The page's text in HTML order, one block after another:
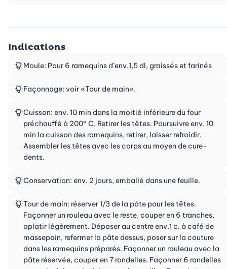
Indications
Moule: Pour 6 ramequins d’env.1,5 dl, graissés et farinés
Façonnage: voir «Tour de main».
Cuisson: env. 10 min dans la moitié inférieure du four
préchauffé à 200° C. Retirer les têtes. Poursuivre env. 10
min la cuisson des ramequins, retirer, laisser refroidir.
Assembler les têtes avec les corps au moyen de cure-
dents.
Conservation: env. 2 jours, emballé dans une feuille.
Tour de main: réserver 1/3 de la pâte pour les têtes.
Façonner un rouleau avec le reste, couper en 6 tranches,
aplatir légèrement. Déposer au centre env.1 c. à café de
massepain, refermer la pâte dessus, poser sur la couture
dans les ramequins préparés. Façonner un rouleau avec la
pâte réservée, couper en 7 rondelles. Façonner 6 rondelles